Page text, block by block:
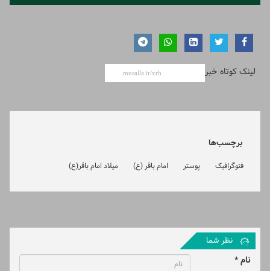
لینک کوتاه خبر
برچسب‌ها
فتوگرافیک پوستر امام باقر (ع) میلاد امام باقر(ع)
نظر شما
نام *